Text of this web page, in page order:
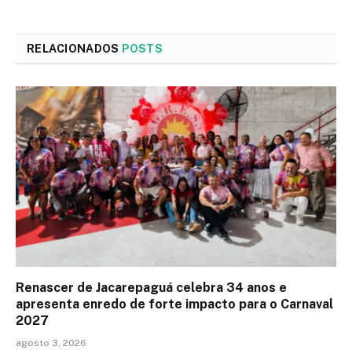
RELACIONADOS POSTS
Renascer de Jacarepaguá celebra 34 anos e
apresenta enredo de forte impacto para o Carnaval
2027
agosto 3, 2026